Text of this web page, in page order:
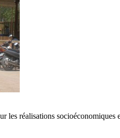
les réalisations